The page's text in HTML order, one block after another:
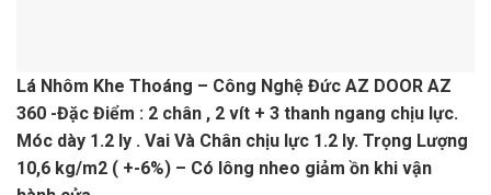
Lá Nhôm Khe Thoáng – Công Nghệ Đức AZ DOOR AZ
360 -Đặc Điểm : 2 chân , 2 vít + 3 thanh ngang chịu lực.
Móc dày 1.2 ly . Vai Và Chân chịu lực 1.2 ly. Trọng Lượng
10,6 kg/m2 ( +-6%) – Có lông nheo giảm ồn khi vận